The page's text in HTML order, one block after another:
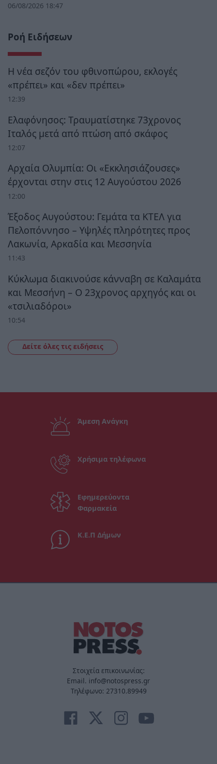
06/08/2026 18:47
Ροή Ειδήσεων
Η νέα σεζόν του φθινοπώρου, εκλογές
«πρέπει» και «δεν πρέπει»
12:39
Ελαφόνησος: Τραυματίστηκε 73χρονος
Ιταλός μετά από πτώση από σκάφος
12:07
Αρχαία Ολυμπία: Οι «Εκκλησιάζουσες»
έρχονται στην στις 12 Αυγούστου 2026
12:00
Έξοδος Αυγούστου: Γεμάτα τα ΚΤΕΛ για
Πελοπόννησο – Υψηλές πληρότητες προς
Λακωνία, Αρκαδία και Μεσσηνία
11:43
Κύκλωμα διακινούσε κάνναβη σε Καλαμάτα
και Μεσσήνη – Ο 23χρονος αρχηγός και οι
«τσιλιαδόροι»
10:54
Δείτε όλες τις ειδήσεις
Άμεση Ανάγκη
Χρήσιμα τηλέφωνα
Εφημερεύοντα
Φαρμακεία
Κ.Ε.Π Δήμων
Στοιχεία επικοινωνίας:
Email. info@notospress.gr
Τηλέφωνο: 27310.89949